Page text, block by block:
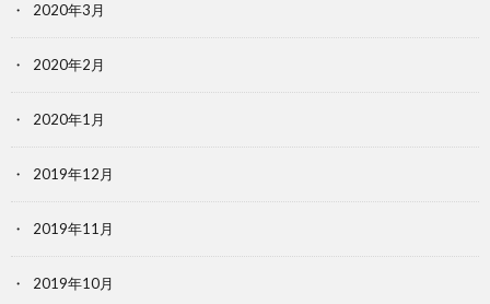
2020年3月
2020年2月
2020年1月
2019年12月
2019年11月
2019年10月